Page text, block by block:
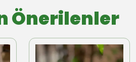
Önerilenler